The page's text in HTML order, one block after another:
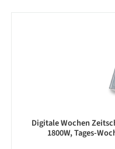
Digitale Wochen
1800W, Tages-